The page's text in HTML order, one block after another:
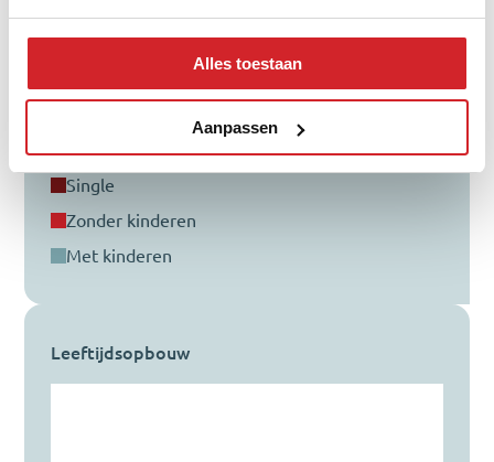
Alles toestaan
Aanpassen
single
zonder kinderen
met kinderen
Leeftijdsopbouw